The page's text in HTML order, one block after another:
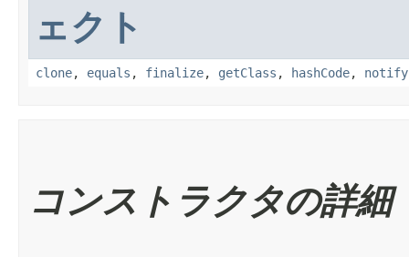
ェクト
clone, equals , finalize, getClass , hashCode, notify
コンストラクタの詳細